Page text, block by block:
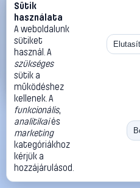
#1719163
HELIOS PREISSER DIGI-MET®
HELIOS PREISSER
28 990 Ft
Kosárba
«
Méret:
©2026
ThermoScope
Cégbemutató
Sütik
használata
A weboldalunk
sütiket
használ. A
szükséges
sütik a
működéshez
kellenek. A
funkcionális,
analitikaiés
marketing
kategóriákhoz
kérjük a
hozzájárulásod.